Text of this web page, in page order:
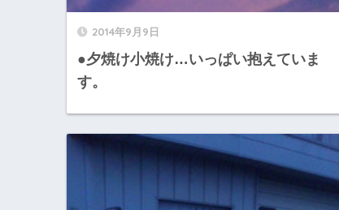
2014年9月9日
●夕焼け小焼け…いっぱい抱えていま
す。